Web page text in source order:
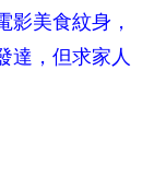
影美食紋身，
達，但求家人